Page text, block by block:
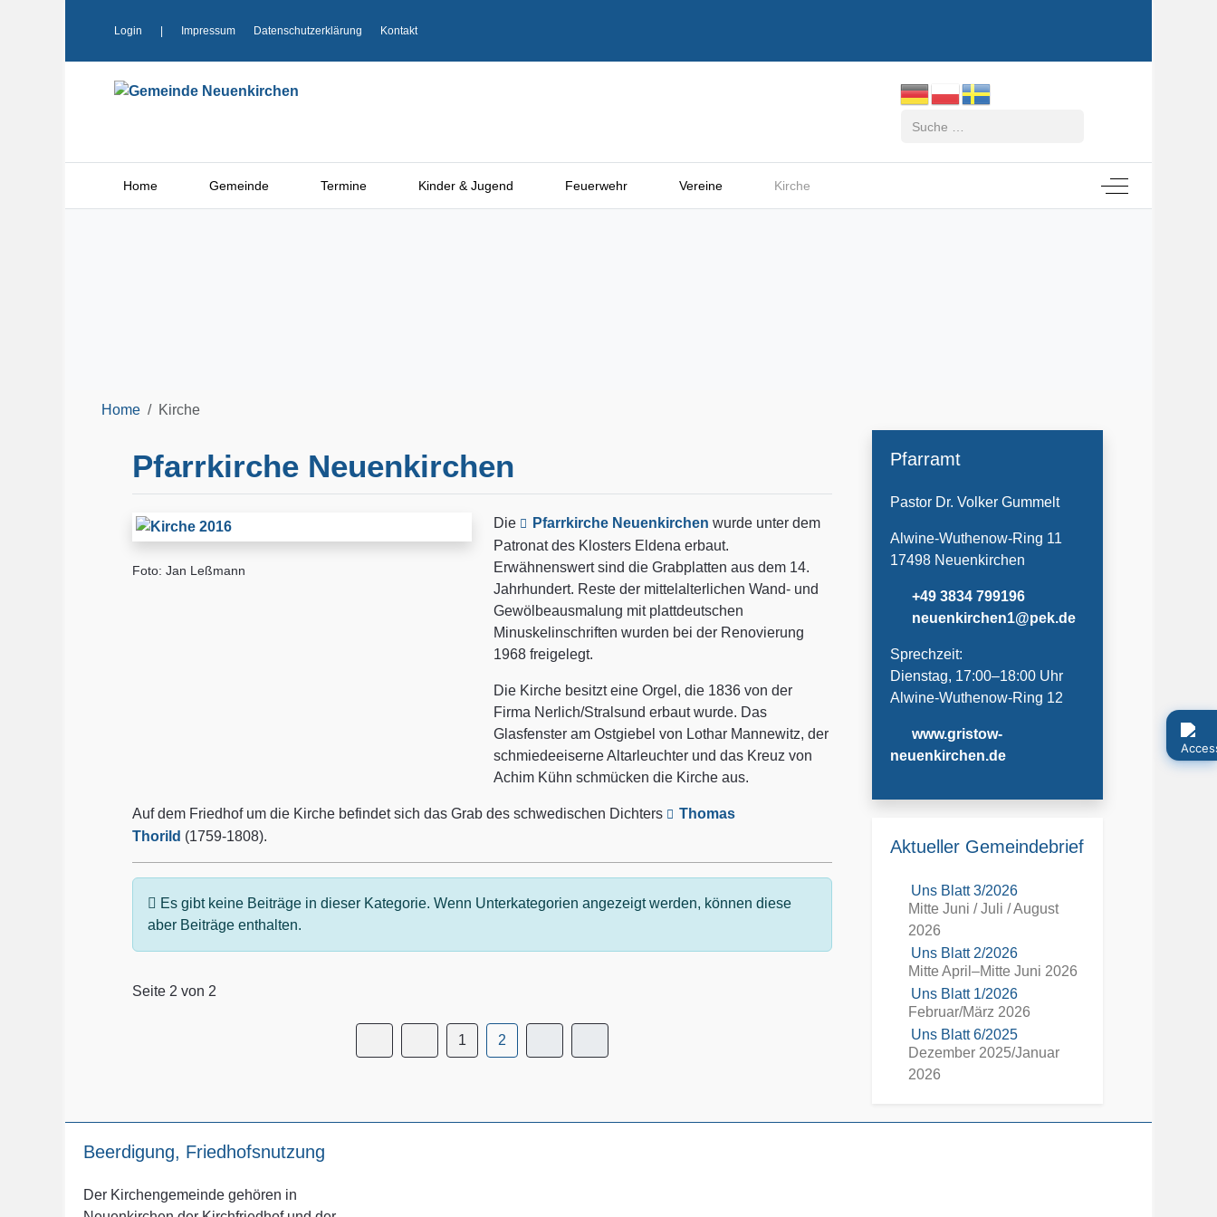
Login Impressum Datenschutzerklärung Kontakt
Home Gemeinde Termine Kinder & Jugend Feuerwehr Vereine Kirche Off-Canvas
Home Kirche
Pfarrkirche Neuenkirchen
Foto: Jan Leßmann
Die Pfarrkirche Neuenkirchen wurde unter dem
Patronat des Klosters Eldena erbaut.
Erwähnenswert sind die Grabplatten aus dem 14.
Jahrhundert. Reste der mittelalterlichen Wand- und
Gewölbeausmalung mit plattdeutschen
Minuskelinschriften wurden bei der Renovierung
1968 freigelegt.
Die Kirche besitzt eine Orgel, die 1836 von der
Firma Nerlich/Stralsund erbaut wurde. Das
Glasfenster am Ostgiebel von Lothar Mannewitz, der
schmiedeeiserne Altarleuchter und das Kreuz von
Achim Kühn schmücken die Kirche aus.
Auf dem Friedhof um die Kirche befindet sich das Grab des schwedischen Dichters
Thomas
Thorild (1759-1808).
Information
Es gibt keine Beiträge in dieser Kategorie. Wenn Unterkategorien angezeigt werden, können diese
aber Beiträge enthalten.
Seite 2 von 2
1 2
Pfarramt
Pastor Dr. Volker Gummelt
Alwine-Wuthenow-Ring 11
17498 Neuenkirchen
+49 3834 799196
neuenkirchen1@pek.de
Sprechzeit:
Dienstag, 17:00–18:00 Uhr
Alwine-Wuthenow-Ring 12
www.gristow-
neuenkirchen.de
Aktueller Gemeindebrief
Uns Blatt 3/2026
Mitte Juni / Juli / August
2026
Uns Blatt 2/2026
Mitte April–Mitte Juni 2026
Uns Blatt 1/2026
Februar/März 2026
Uns Blatt 6/2025
Dezember 2025/Januar
2026
Beerdigung, Friedhofsnutzung
Der Kirchengemeinde gehören in